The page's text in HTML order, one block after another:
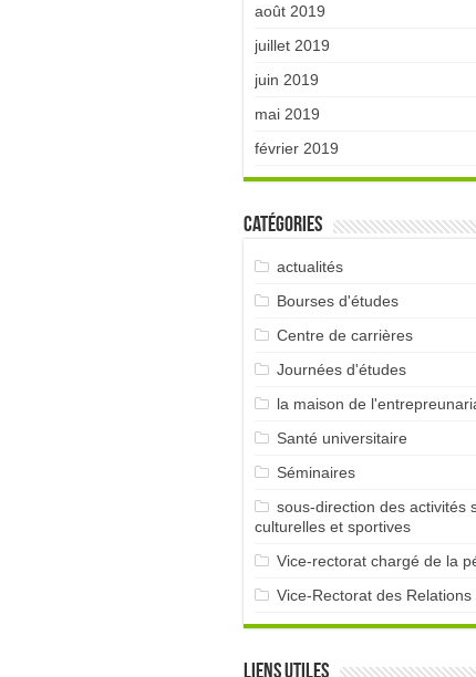
août 2019
juillet 2019
juin 2019
mai 2019
février 2019
Catégories
actualités
Bourses d'études
Centre de carrières
Journées d'études
la maison de
Santé universitaire
Séminaires
sous-direction des activités
culturelles et sportives
Vice-rectorat chargé de la
Vice-Rectorat des
Liens utiles